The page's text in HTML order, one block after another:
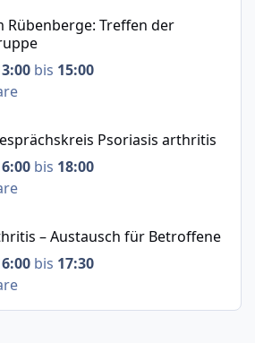
Treffen der Selbsthilfegruppe
Rübenberge: Treffen der
bis 15:00
Psoriasis arthritis
Psoriasis arthritis
bis 18:00
für Betroffene
– Austausch für Betroffene
bis 17:30